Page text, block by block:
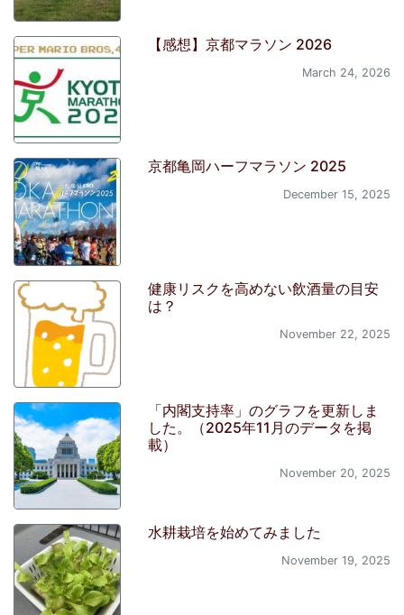
【感想】京都マラソン 2026
March 24, 2026
京都亀岡ハーフマラソン 2025
December 15, 2025
健康リスクを高めない飲酒量の目安
は？
November 22, 2025
「内閣支持率」のグラフを更新しま
した。（2025年11月のデータを掲
載）
November 20, 2025
水耕栽培を始めてみました
November 19, 2025